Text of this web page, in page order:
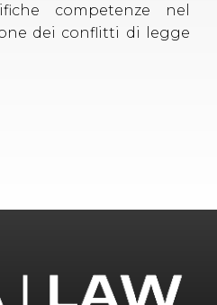
competenze nel
dei conflitti di legge